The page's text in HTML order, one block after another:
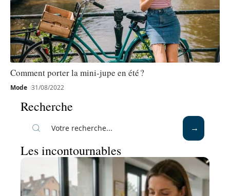
Comment porter la mini-jupe en été ?
Mode 31/08/2022
Recherche
Les incontournables